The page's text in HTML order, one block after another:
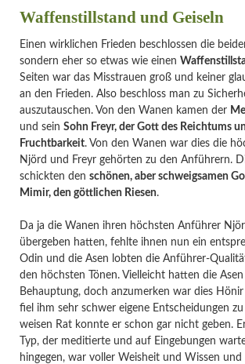
Waffenstillstand und Geiseln
Einen wirklichen Frieden beschlossen die
sondern eher so etwas wie einen
Seiten war das Misstrauen groß und keiner
an den Frieden. Also beschloss man zu
auszutauschen. Von den Wanen kamen der
und sein Sohn Freyr, der Gott des Reichtums
Fruchtbarkeit. Von den Wanen war dies die
Njörd und Freyr gehörten zu den Anführern.
schickten den schönen, aber schweigsamen
Mimir, den göttlichen Riesen.
Da ja die Wanen ihren höchsten Anführer
übergeben hatten, fehlte ihnen nun ein
Odin und die Asen lobten die Anführer-
den höchsten Tönen. Vielleicht hatten die
Behauptung, doch anzumerken war dies
fiel ihm sehr schwer eigene Entscheidungen
weisen Rat konnte er schon gar nicht geben.
Typ, der meditierte und auf Eingebungen
hingegen, war voller Weisheit und Wissen